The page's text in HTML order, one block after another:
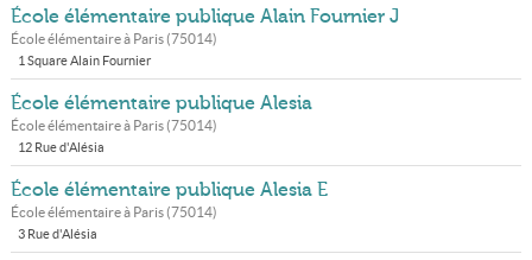
École élémentaire publique Alain Fournier J
École élémentaire à Paris(75014)
1 Square Alain Fournier
École élémentaire publique Alesia
École élémentaire à Paris(75014)
12 Rue d'Alésia
École élémentaire publique Alesia E
École élémentaire à Paris(75014)
3 Rue d'Alésia